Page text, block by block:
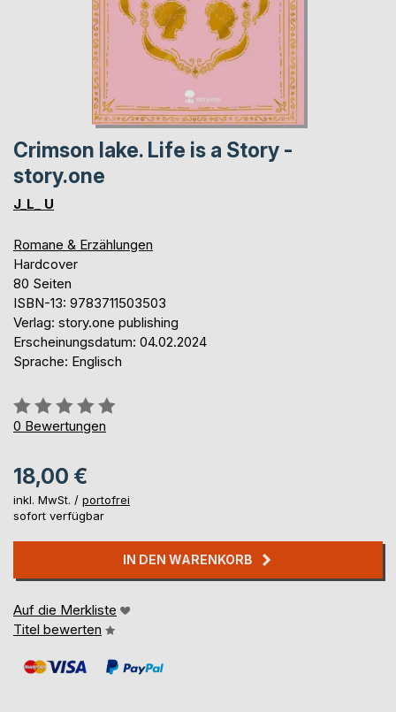
Crimson lake. Life is a Story -
story.one
J_L_ U
Romane & Erzählungen
Hardcover
80 Seiten
ISBN-13: 9783711503503
Verlag: story.one publishing
Erscheinungsdatum: 04.02.2024
Sprache: Englisch
Bewertung::
0%
0 Bewertungen
18,00 €
inkl. MwSt. / portofrei
sofort verfügbar
IN DEN WARENKORB
Auf die Merkliste
Titel bewerten